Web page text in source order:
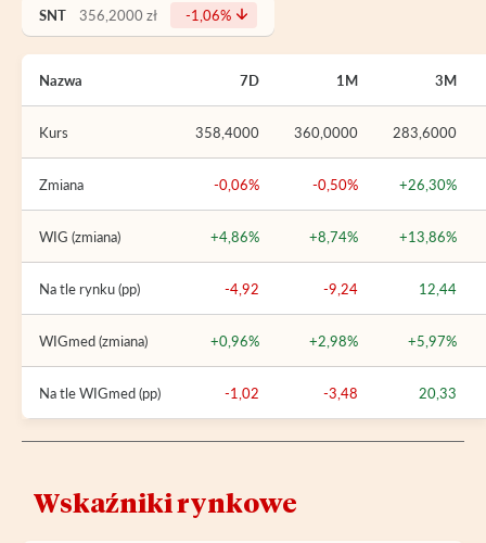
SNT 356,2000 zł -1,06%
Nazwa 7D 1M 3M
Kurs 358,4000 360,0000 283,6000
Zmiana -0,06% -0,50% +26,30%
WIG (zmiana) +4,86% +8,74% +13,86%
Na tle rynku (pp) -4,92 -9,24 12,44
WIGmed (zmiana) +0,96% +2,98% +5,97%
Na tle WIGmed (pp) -1,02 -3,48 20,33
Wskaźniki rynkowe